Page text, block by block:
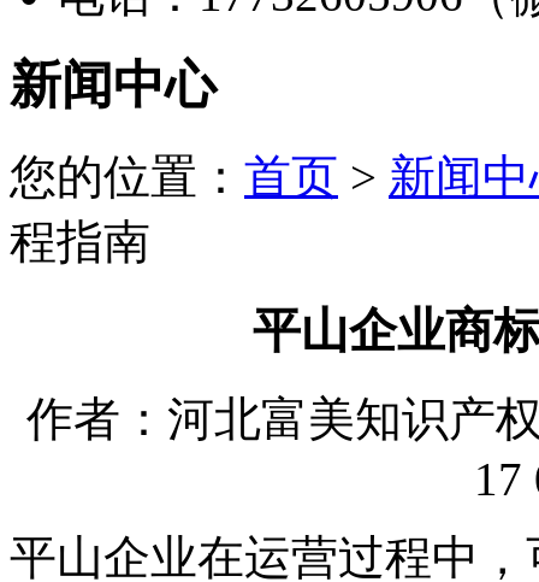
新闻中心
您的位置： 首页 > 新闻
程指南
平山企业商
作者：河北富美知识产
17
平山企业在运营过程中